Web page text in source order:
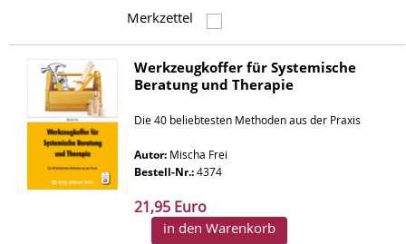
Merkzettel
Werkzeugkoffer für Systemische
Beratung und Therapie
Die 40 beliebtesten Methoden aus der Praxis
Autor: Mischa Frei
Bestell-Nr.: 4374
21,95 Euro
in den Warenkorb